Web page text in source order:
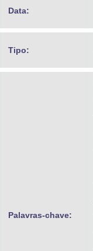
Data:
Tipo:
Palavras-chave: